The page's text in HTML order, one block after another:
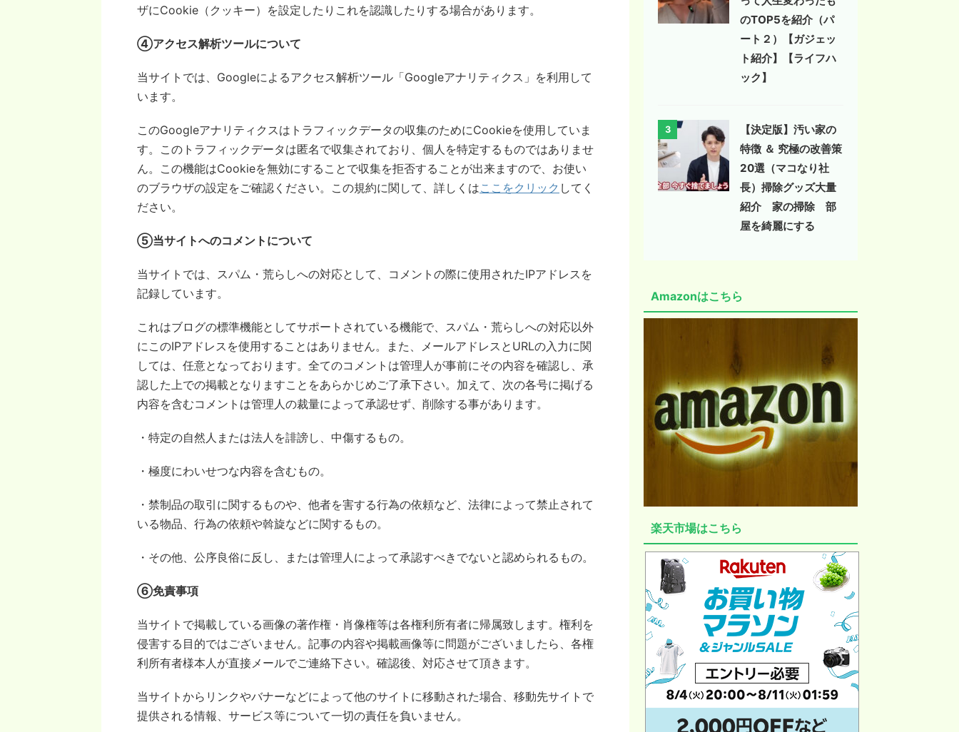
ザにCookie（クッキー）を設定したりこれを認識したりする場合があります。
④アクセス解析ツールについて
当サイトでは、Googleによるアクセス解析ツール「Googleアナリティクス」を利用して
います。
このGoogleアナリティクスはトラフィックデータの収集のためにCookieを使用していま
す。このトラフィックデータは匿名で収集されており、個人を特定するものではありませ
ん。この機能はCookieを無効にすることで収集を拒否することが出来ますので、お使い
のブラウザの設定をご確認ください。この規約に関して、詳しくはここをクリック してく
ださい。
⑤当サイトへのコメントについて
当サイトでは、スパム・荒らしへの対応として、コメントの際に使用されたIPアドレスを
記録しています。
これはブログの標準機能としてサポートされている機能で、スパム・荒らしへの対応以外
にこのIPアドレスを使用することはありません。また、メールアドレスとURLの入力に関
しては、任意となっております。全てのコメントは管理人が事前にその内容を確認し、承
認した上での掲載となりますことをあらかじめご了承下さい。加えて、次の各号に掲げる
内容を含むコメントは管理人の裁量によって承認せず、削除する事があります。
・特定の自然人または法人を誹謗し、中傷するもの。
・極度にわいせつな内容を含むもの。
・禁制品の取引に関するものや、他者を害する行為の依頼など、法律によって禁止されて
いる物品、行為の依頼や斡旋などに関するもの。
・その他、公序良俗に反し、または管理人によって承認すべきでないと認められるもの。
⑥免責事項
当サイトで掲載している画像の著作権・肖像権等は各権利所有者に帰属致します。権利を
侵害する目的ではございません。記事の内容や掲載画像等に問題がございましたら、各権
利所有者様本人が直接メールでご連絡下さい。確認後、対応させて頂きます。
当サイトからリンクやバナーなどによって他のサイトに移動された場合、移動先サイトで
提供される情報、サービス等について一切の責任を負いません。
のTOP5を紹介（パ
ート２）【ガジェッ
ト紹介】【ライフハ
ック】
3
【決定版】汚い家の
特徴 ＆ 究極の改善策
20選（マコなり社
長）掃除グッズ大量
紹介 家の掃除 部
屋を綺麗にする
Amazonはこちら
楽天市場はこちら